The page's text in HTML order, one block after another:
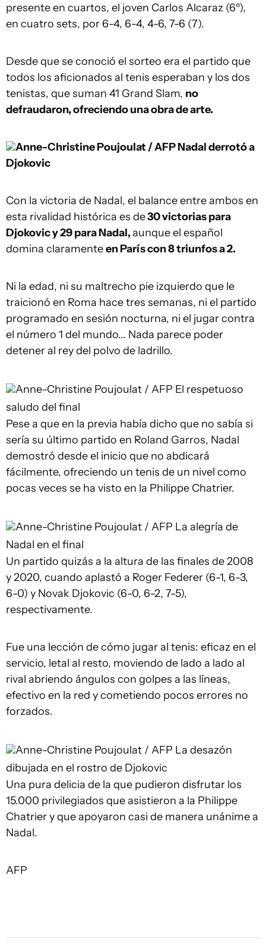
presente en cuartos, el joven Carlos Alcaraz (6º),
en cuatro sets, por 6-4, 6-4, 4-6, 7-6 (7).
Desde que se conoció el sorteo era el partido que
todos los aficionados al tenis esperaban y los dos
tenistas, que suman 41 Grand Slam, no
defraudaron, ofreciendo una obra de arte.
Anne-Christine Poujoulat / AFPNadal derrotó a
Djokovic
Con la victoria de Nadal, el balance entre ambos en
esta rivalidad histórica es de30 victorias para
Djokovic y 29 para Nadal,aunque el español
domina claramenteen París con 8 triunfos a 2.
Ni la edad, ni su maltrecho pie izquierdo que le
traicionó en Roma hace tres semanas, ni el partido
programado en sesión nocturna, ni el jugar contra
el número 1 del mundo... Nada parece poder
detener al rey del polvo de ladrillo.
Anne-Christine Poujoulat / AFP El respetuoso
saludo del final
Pese a que en la previa había dicho que no sabía si
sería su último partido en Roland Garros, Nadal
demostró desde el inicio que no abdicará
fácilmente, ofreciendo un tenis de un nivel como
pocas veces se ha visto en la Philippe Chatrier.
Anne-Christine Poujoulat / AFP La alegría de
Nadal en el final
Un partido quizás a la altura de las finales de 2008
y 2020, cuando aplastó a Roger Federer (6-1, 6-3,
6-0) y Novak Djokovic (6-0, 6-2, 7-5),
respectivamente.
Fue una lección de cómo jugar al tenis: eficaz en el
servicio, letal al resto, moviendo de lado a lado al
rival abriendo ángulos con golpes a las líneas,
efectivo en la red y cometiendo pocos errores no
forzados.
Anne-Christine Poujoulat / AFP La desazón
dibujada en el rostro de Djokovic
Una pura delicia de la que pudieron disfrutar los
15.000 privilegiados que asistieron a la Philippe
Chatrier y que apoyaron casi de manera unánime a
Nadal.
AFP